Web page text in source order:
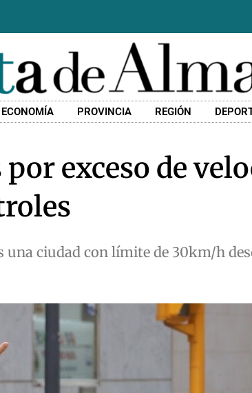
ECONOMÍA PROVINCIA REGIÓN
exceso de
una ciudad con límite de 30km/h